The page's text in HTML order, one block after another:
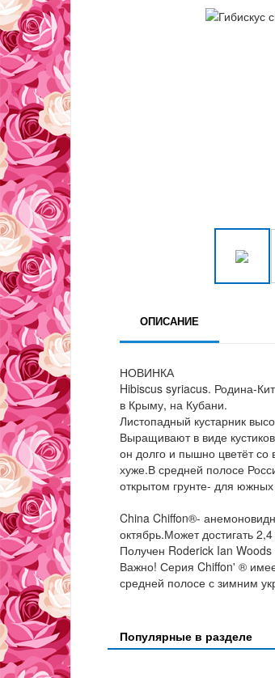
ОПИСАНИЕ
НОВИНКА
Hibiscus syriacus. Родина-
в Крыму, на Кубани.
Листопадный кустарник
Выращивают в виде
он долго и пышно цветёт со
хуже.В средней полосе
открытом грунте- для
China Chiffon®-
октябрь.Может достигать
Получен Roderick Ian
Важно! Серия Chiffon' ®
средней полосе с зимним
Популярные в разделе